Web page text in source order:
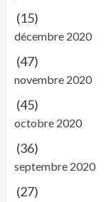
(15)
décembre 2020
(47)
novembre 2020
(45)
octobre 2020
(36)
septembre 2020
(27)